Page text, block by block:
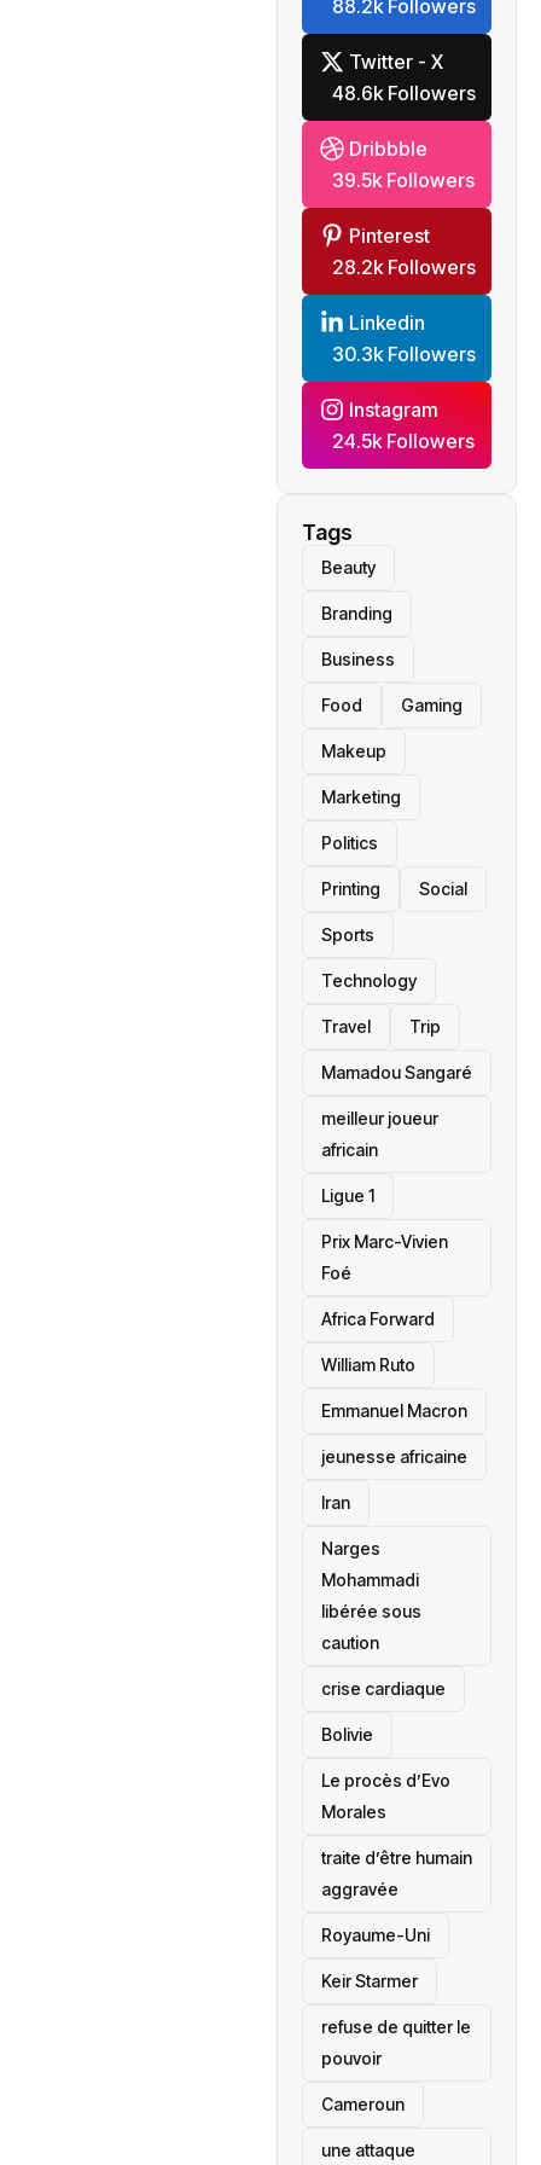
88.2k Followers
Twitter - X
48.6k Followers
Dribbble
39.5k Followers
Pinterest
28.2k Followers
Linkedin
30.3k Followers
Instagram
24.5k Followers
Tags
Beauty
Branding
Business
Food Gaming
Makeup
Marketing
Politics
Printing Social
Sports
Technology
Travel Trip
Mamadou Sangaré
meilleur joueur
africain
Ligue 1
Prix Marc-Vivien
Foé
‎Africa Forward
William Ruto
Emmanuel Macron
jeunesse africaine
‎Iran
Narges
Mohammadi
libérée sous
caution
crise cardiaque
‎Bolivie
Le procès d’Evo
Morales
traite d’être humain
aggravée
‎Royaume-Uni
Keir Starmer
refuse de quitter le
pouvoir
‎Cameroun
une attaque